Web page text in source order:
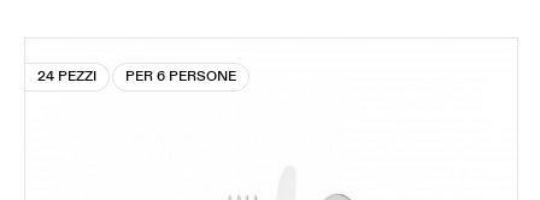
24 PEZZI PER 6 PERSONE